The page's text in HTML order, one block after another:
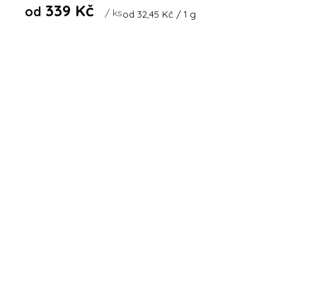
od 339 Kč / ksMěrná
od 32,45 Kč / 1 g